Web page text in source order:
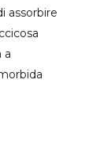
assorbire
a